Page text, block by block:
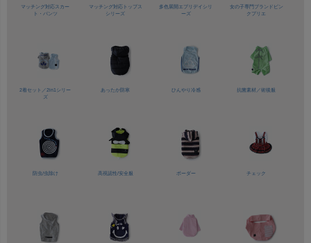
マッチング対応スカー
ト・パンツ
マッチング対応トップス
シリーズ
多色展開 エブリデイシリ
ーズ
女の子専門ブランド ピン
クプリエ
2着セット／2in1シリー
ズ
あったか防寒 ひんやり冷感 抗菌素材／ 術後服
防虫/虫除け 高視認性/安全服 ボーダー チェック